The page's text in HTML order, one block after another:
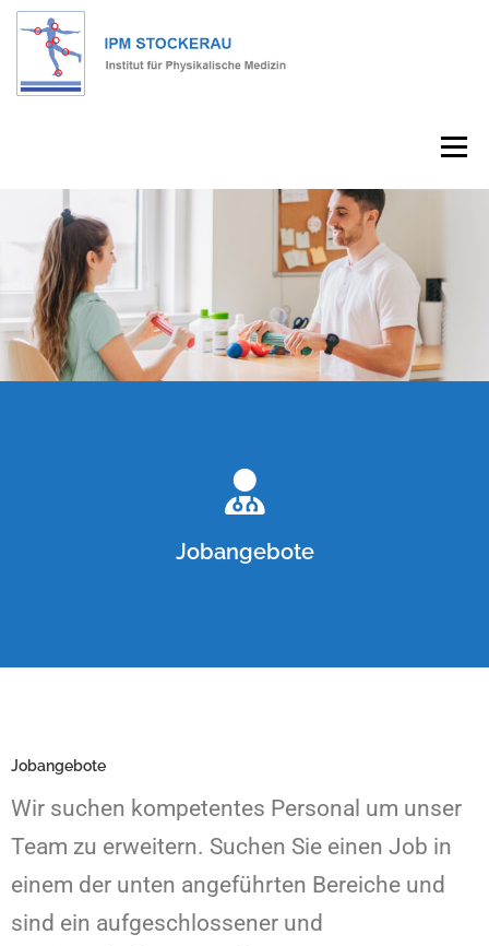
Menu
HOME JOBS KONTAKT
Jobangebote
Jobangebote
Wir suchen kompetentes Personal um unser
Team zu erweitern. Suchen Sie einen Job in
einem der unten angeführten Bereiche und
sind ein aufgeschlossener und